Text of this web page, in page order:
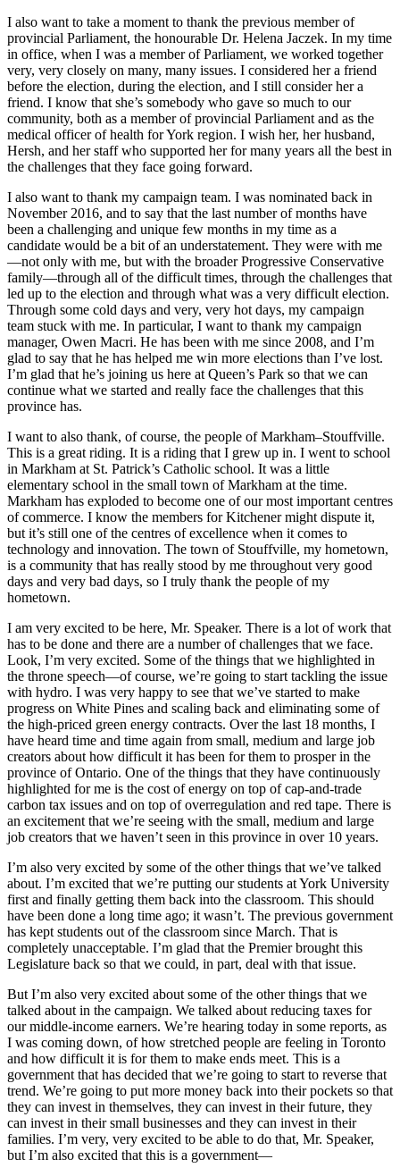
I also want to take a moment to thank the previous member of
provincial Parliament, the honourable Dr. Helena Jaczek. In my time
in office, when I was a member of Parliament, we worked together
very, very closely on many, many issues. I considered her a friend
before the election, during the election, and I still consider her a
friend. I know that she’s somebody who gave so much to our
community, both as a member of provincial Parliament and as the
medical officer of health for York region. I wish her, her husband,
Hersh, and her staff who supported her for many years all the best in
the challenges that they face going forward.
I also want to thank my campaign team. I was nominated back in
November 2016, and to say that the last number of months have
been a challenging and unique few months in my time as a
candidate would be a bit of an understatement. They were with me
—not only with me, but with the broader Progressive Conservative
family—through all of the difficult times, through the challenges that
led up to the election and through what was a very difficult election.
Through some cold days and very, very hot days, my campaign
team stuck with me. In particular, I want to thank my campaign
manager, Owen Macri. He has been with me since 2008, and I’m
glad to say that he has helped me win more elections than I’ve lost.
I’m glad that he’s joining us here at Queen’s Park so that we can
continue what we started and really face the challenges that this
province has.
I want to also thank, of course, the people of Markham–Stouffville.
This is a great riding. It is a riding that I grew up in. I went to school
in Markham at St. Patrick’s Catholic school. It was a little
elementary school in the small town of Markham at the time.
Markham has exploded to become one of our most important centres
of commerce. I know the members for Kitchener might dispute it,
but it’s still one of the centres of excellence when it comes to
technology and innovation. The town of Stouffville, my hometown,
is a community that has really stood by me throughout very good
days and very bad days, so I truly thank the people of my
hometown.
I am very excited to be here, Mr. Speaker. There is a lot of work that
has to be done and there are a number of challenges that we face.
Look, I’m very excited. Some of the things that we highlighted in
the throne speech—of course, we’re going to start tackling the issue
with hydro. I was very happy to see that we’ve started to make
progress on White Pines and scaling back and eliminating some of
the high-priced green energy contracts. Over the last 18 months, I
have heard time and time again from small, medium and large job
creators about how difficult it has been for them to prosper in the
province of Ontario. One of the things that they have continuously
highlighted for me is the cost of energy on top of cap-and-trade
carbon tax issues and on top of overregulation and red tape. There is
an excitement that we’re seeing with the small, medium and large
job creators that we haven’t seen in this province in over 10 years.
I’m also very excited by some of the other things that we’ve talked
about. I’m excited that we’re putting our students at York University
first and finally getting them back into the classroom. This should
have been done a long time ago; it wasn’t. The previous government
has kept students out of the classroom since March. That is
completely unacceptable. I’m glad that the Premier brought this
Legislature back so that we could, in part, deal with that issue.
But I’m also very excited about some of the other things that we
talked about in the campaign. We talked about reducing taxes for
our middle-income earners. We’re hearing today in some reports, as
I was coming down, of how stretched people are feeling in Toronto
and how difficult it is for them to make ends meet. This is a
government that has decided that we’re going to start to reverse that
trend. We’re going to put more money back into their pockets so that
they can invest in themselves, they can invest in their future, they
can invest in their small businesses and they can invest in their
families. I’m very, very excited to be able to do that, Mr. Speaker,
but I’m also excited that this is a government—